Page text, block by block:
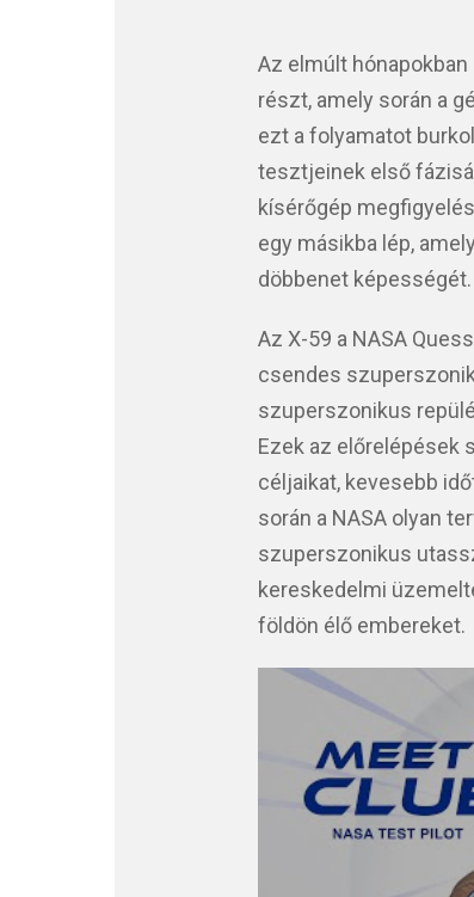
Az elmúlt
részt, amely során a
ezt a folyamatot
tesztjeinek első
kísérőgép
egy másikba lép,
döbbenet képességét.
Az X-59 a NASA
csendes
szuperszonikus
Ezek az előrelépések
céljaikat, kevesebb
során a NASA olyan
szuperszonikus
kereskedelmi
földön élő embereket.